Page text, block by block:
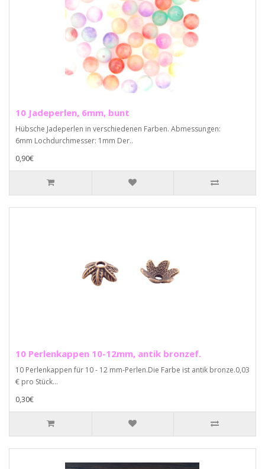
10 Jadeperlen, 6mm, bunt
Hübsche Jadeperlen in verschiedenen Farben. Abmessungen:
6mm Lochdurchmesser: 1mm Der..
0,90€
10 Perlenkappen 10-12mm, antik bronzef.
10 Perlenkappen für 10 - 12 mm-Perlen.Die Farbe ist antik bronze.0,03
€ pro Stück...
0,30€